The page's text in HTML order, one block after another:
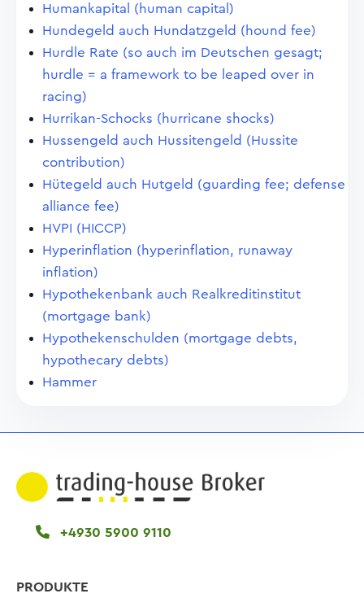
Humankapital (human capital)
Hundegeld auch Hundatzgeld (hound fee)
Hurdle Rate (so auch im Deutschen gesagt;
hurdle = a framework to be leaped over in
racing)
Hurrikan-Schocks (hurricane shocks)
Hussengeld auch Hussitengeld (Hussite
contribution)
Hütegeld auch Hutgeld (guarding fee; defense
alliance fee)
HVPI (HICCP)
Hyperinflation (hyperinflation, runaway
inflation)
Hypothekenbank auch Realkreditinstitut
(mortgage bank)
Hypothekenschulden (mortgage debts,
hypothecary debts)
Hammer
+4930 5900 9110
PRODUKTE